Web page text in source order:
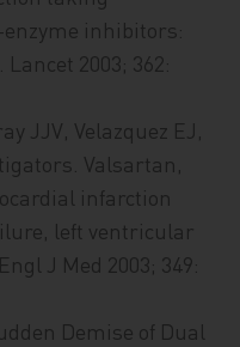
inhibitors:
2003; 362:
JJV, Velazquez EJ,
Valsartan,
infarction
left ventricular
J Med 2003; 349:
Demise of Dual